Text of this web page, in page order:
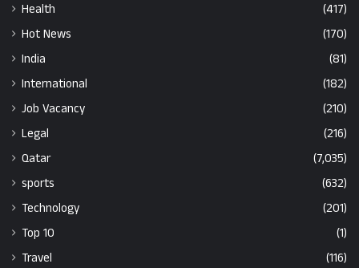
Health
(417)
Hot News
(170)
India
(81)
International
(182)
Job Vacancy
(210)
Legal
(216)
Qatar
(7,035)
sports
(632)
Technology
(201)
Top 10
(1)
Travel
(116)